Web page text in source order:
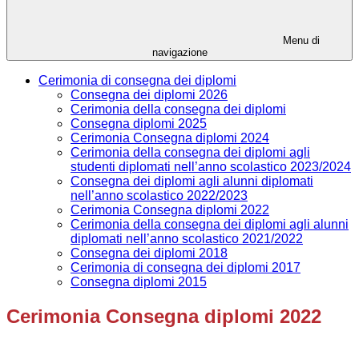
Menu di
navigazione
Cerimonia di consegna dei diplomi
Consegna dei diplomi 2026
Cerimonia della consegna dei diplomi
Consegna diplomi 2025
Cerimonia Consegna diplomi 2024
Cerimonia della consegna dei diplomi agli
studenti diplomati nell’anno scolastico 2023/2024
Consegna dei diplomi agli alunni diplomati
nell’anno scolastico 2022/2023
Cerimonia Consegna diplomi 2022
Cerimonia della consegna dei diplomi agli alunni
diplomati nell’anno scolastico 2021/2022
Consegna dei diplomi 2018
Cerimonia di consegna dei diplomi 2017
Consegna diplomi 2015
Cerimonia Consegna diplomi 2022